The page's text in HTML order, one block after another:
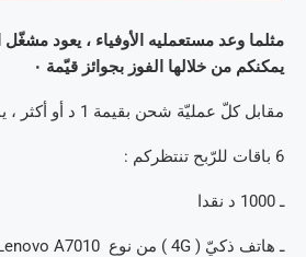
يمكنكم من خلالها الفوز بجوائز قيّمة ٠
مقابل كلّ عمليّة شحن بقيمة 1 د أو أكثر ، يمكنكم إذن أن تدخلوا في عمليّة القرعة لكي تكونوا من بين قائمة الفائزين يوميّا ٠
6 باقات للرّبح تنتظركم :
ـ 1000 د نقدا
ـ هاتف ذكيّ ( 4G ) من نوع Lenovo A7010